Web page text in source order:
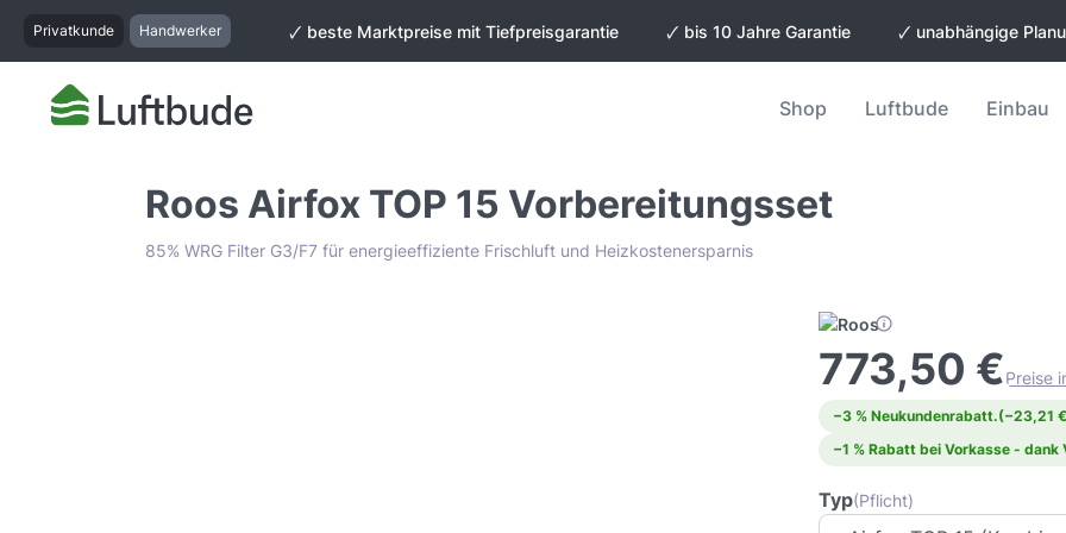
Zur Hauptnavigation springen
Privatkunde Handwerker 🗸 beste Marktpreise mit Tiefpreisgarantie 🗸 bis 10 Jahre Garantie 🗸 unabhängige
Shop Luftbude Einbau
Roos Airfox TOP 15 Vorbereitungsset
85% WRG Filter G3/F7 für energieeffiziente Frischluft und Heizkostenersparnis
773,50 €Preise
−3 % Neukundenrabatt.(−23,21
−1 % Rabatt bei Vorkasse -
Typ(Pflicht)